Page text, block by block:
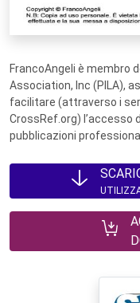
FrancoAngeli è membro
Association, Inc (PILA),
facilitare (attraverso i
CrossRef.org) l’accesso
pubblicazioni